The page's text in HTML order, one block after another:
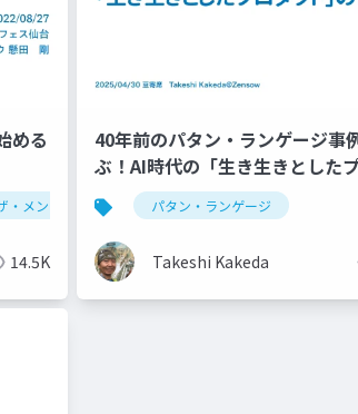
アジャイル昔ばなし
める
・メンタルモデル 内的世界 自己理解
14.5K
40年前のパタン・ランゲージ事
ぶ！AI時代の「生き生きとした
ト」の作り方パタン・ランゲージ
Takeshi Kakeda